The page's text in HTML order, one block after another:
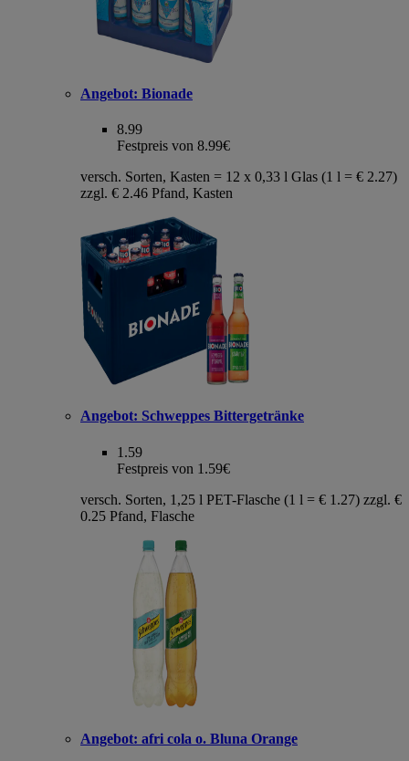
Angebot: Bionade
8.99
Festpreis von 8.99€
versch. Sorten, Kasten = 12 x 0,33 l Glas (1 l = € 2.27)
zzgl. € 2.46 Pfand, Kasten
Angebot: Schweppes Bittergetränke
1.59
Festpreis von 1.59€
versch. Sorten, 1,25 l PET-Flasche (1 l = € 1.27) zzgl. €
0.25 Pfand, Flasche
Angebot: afri cola o. Bluna Orange